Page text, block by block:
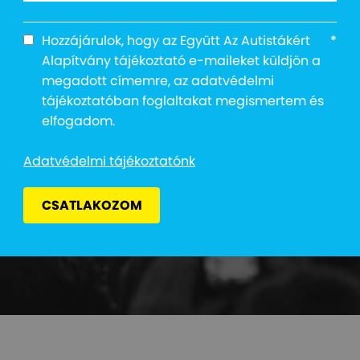
Hozzájárulok, hogy az Együtt Az Autistákért
Alapítvány tájékoztató e-maileket küldjön a
megadott címemre, az adatvédelmi
tájékoztatóban foglaltakat megismertem és
elfogadom.
*
Adatvédelmi tájékoztatónk
CSATLAKOZOM